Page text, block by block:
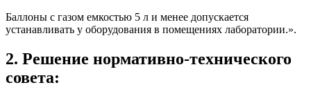
Баллоны с газом емкостью 5 л и менее допускается
устанавливать у оборудования в помещениях лаборатории.».
2. Решение нормативно-технического
совета: